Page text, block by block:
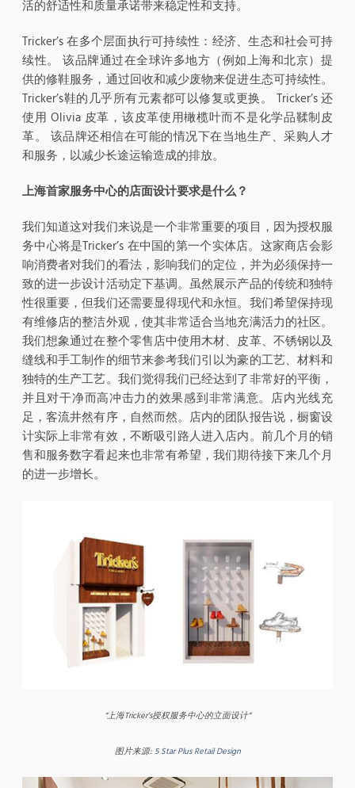
活的舒适性和质量承诺带来稳定性和支持。
Tricker’s 在多个层面执行可持续性：经济、生态和社会可持
续性。 该品牌通过在全球许多地方（例如上海和北京）提
供的修鞋服务，通过回收和减少废物来促进生态可持续性。
Tricker’s鞋的几乎所有元素都可以修复或更换。 Tricker’s 还
使用 Olivia 皮革，该皮革使用橄榄叶而不是化学品鞣制皮
革。 该品牌还相信在可能的情况下在当地生产、采购人才
和服务，以减少长途运输造成的排放。
上海首家服务中心的店面设计要求是什么？
我们知道这对我们来说是一个非常重要的项目，因为授权服
务中心将是Tricker’s 在中国的第一个实体店。这家商店会影
响消费者对我们的看法，影响我们的定位，并为必须保持一
致的进一步设计活动定下基调。虽然展示产品的传统和独特
性很重要，但我们还需要显得现代和永恒。我们希望保持现
有维修店的整洁外观，使其非常适合当地充满活力的社区。
我们想象通过在整个零售店中使用木材、皮革、不锈钢以及
缝线和手工制作的细节来参考我们引以为豪的工艺、材料和
独特的生产工艺。我们觉得我们已经达到了非常好的平衡，
并且对干净而高冲击力的效果感到非常满意。店内光线充
足，客流井然有序，自然而然。店内的团队报告说，橱窗设
计实际上非常有效，不断吸引路人进入店内。前几个月的销
售和服务数字看起来也非常有希望，我们期待接下来几个月
的进一步增长。
“上海Tricker’s授权服务中心的立面设计“
图片来源: 5 Star Plus Retail Design